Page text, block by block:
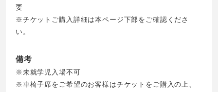
要
※チケットご購入詳細は本ページ下部をご確認くださ
い。
備考
※未就学児入場不可
※車椅子席をご希望のお客様はチケットをご購入の上、